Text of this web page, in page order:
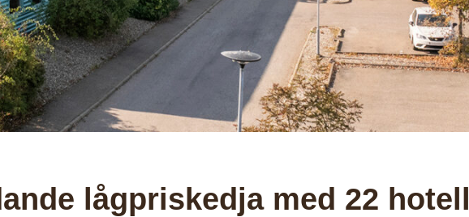
lågpriskedja med 22 hotell